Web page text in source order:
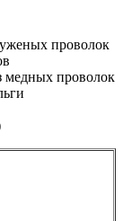
проволок
медных проволок